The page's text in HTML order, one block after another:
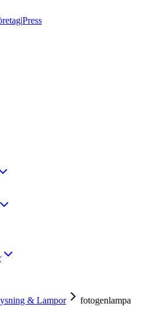
|Press
& Lampor fotogenlampa